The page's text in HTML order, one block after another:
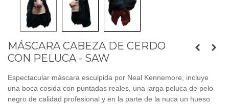
MÁSCARA CABEZA DE CERDO
CON PELUCA - SAW
Espectacular máscara esculpida por Neal Kennemore, incluye
una boca cosida con puntadas reales, una larga peluca de pelo
negro de calidad profesional y en la parte de la nuca un hueso